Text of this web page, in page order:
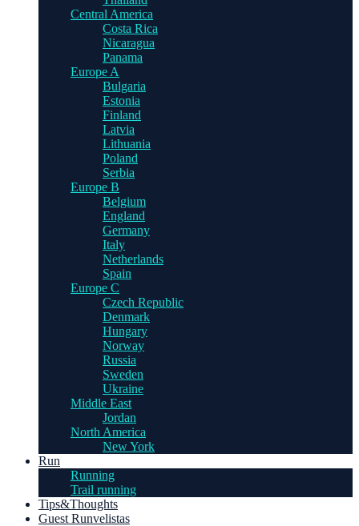
Central America
Costa Rica
Nicaragua
Panama
Europe A
Bulgaria
Estonia
Finland
Latvia
Lithuania
Poland
Serbia
Europe B
Belgium
England
Germany
Italy
Netherlands
Spain
Europe C
Czech Republic
Denmark
Hungary
Norway
Russia
Sweden
Ukraine
Middle East
Jordan
North America
New York
Run
Running
Trail running
Tips&Thoughts
Guest Runvelistas